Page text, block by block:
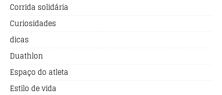
Corrida solidária
Curiosidades
dicas
Duathlon
Espaço do atleta
Estilo de vida